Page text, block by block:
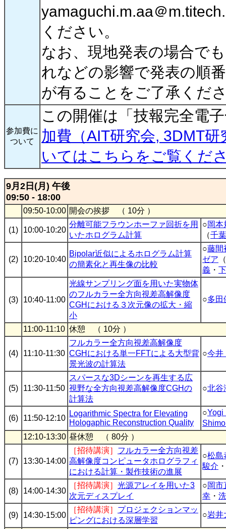
yamaguchi.m.aa＠
ください。
なお、現地発表の場合で
れなどの影響で発表の順
が有ることをご了承くだ
参加費に
ついて
この開催は「技報完全電
加費（AIT研究会, 3DMT
いてはこちらをご覧くだ
9月2日(月) 午後
09:50 - 18:00
09:50-10:00 開会の挨拶 （ 10分 ）
(1) 10:00-10:20
分離可能フラウンホーファ回折を用
いたホログラム計算
○岡本
（千
(2) 10:20-10:40
Bipolar近似によるホログラム計算
の簡素化と再生像の比較
○藤間
ゼア （
義 ・
(3) 10:40-11:00
光線サンプリング面を用いた実物体
のフルカラー全方向視差高解像度
CGHにおける３次元像の拡大・縮
小
○多田
11:00-11:10 休憩 （ 10分 ）
(4) 11:10-11:30
フルカラー全方向視差高解像度
CGHにおける単一FFTによる大型背
景光波の計算法
○今
(5) 11:30-11:50
スパースな3Dシーンを再生する広
視野な全方向視差高解像度CGHの
計算法
○北谷
(6) 11:50-12:10
Logarithmic Spectra for Elevating
Hologaphic Reconstruction Quality
○Yogi
12:10-13:30 昼休憩 （ 80分 ）
(7) 13:30-14:00
［招待講演］ フルカラー全方向視差
高解像度コンピュータホログラフィ
における計算・製作技術の進展
○松島
駿介 ・
(8) 14:00-14:30
［招待講演］ 光源アレイを用いた3
次元ディスプレイ
○岡市
幸 ・
(9) 14:30-15:00
［招待講演］ プロジェクションマッ
ピングにおける深層学習
○岩井